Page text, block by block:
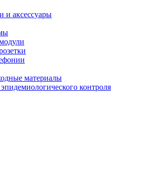
и аксессуары
материалы
контроля